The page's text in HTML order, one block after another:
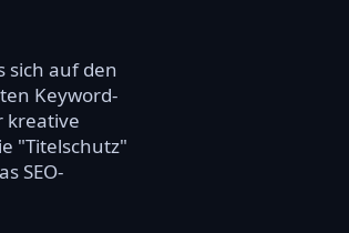
sich auf den
Keyword-
kreative
"Titelschutz"
SEO-